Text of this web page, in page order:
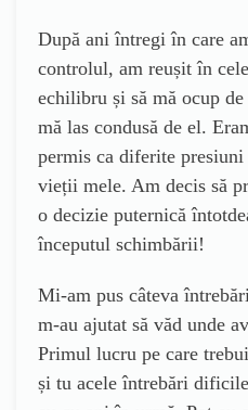
După ani întregi în care
controlul, am reușit în
echilibru și să mă ocup
mă las condusă de el.
permis ca diferite presiuni
vieții mele. Am decis să
o decizie puternică
începutul schimbării!
Mi-am pus câteva
m-au ajutat să văd unde
Primul lucru pe care
și tu acele întrebări